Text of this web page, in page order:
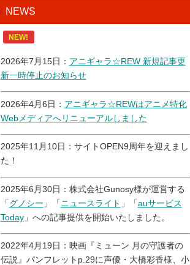
NEWS
NEW!
2026年7月15日： アニギャラ☆REW 新規記事更
新一時停止のお知らせ
2026年4月6日： アニギャラ☆REWはアニメ特化
Webメディアへリニューアルしました
2025年11月10日：サイトOPEN9周年を迎えまし
た！
2025年6月30日：株式会社Gunosy様が運営する
「 グノシー 」「 ニュースライト 」「auサービス
Today」への記事提供を開始いたしました。
2022年4月19日：映画『ミューン 月の守護者の
伝説』パンフレットp.29に声優・大橋彩香様、小